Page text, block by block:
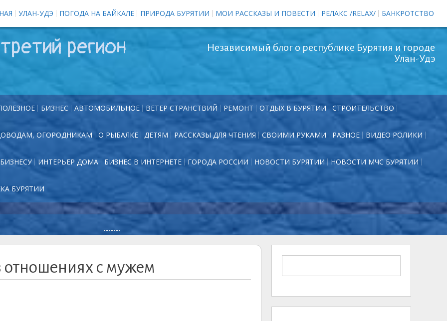
УЛАН-УДЭ ПОГОДА НА БАЙКАЛЕ ПРИРОДА БУРЯТИИ МОИ РАССКАЗЫ И ПОВЕСТИ РЕЛАКС /RELAX/ БАНКРОТСТВО
регион
Независимый блог о республике Бурятия и городе
Улан-Удэ
БИЗНЕС АВТОМОБИЛЬНОЕ ВЕТЕР СТРАНСТВИЙ РЕМОНТ ОТДЫХ В БУРЯТИИ СТРОИТЕЛЬСТВО
ОГОРОДНИКАМ О РЫБАЛКЕ ДЕТЯМ РАССКАЗЫ ДЛЯ ЧТЕНИЯ СВОИМИ РУКАМИ РАЗНОЕ ВИДЕО РОЛИКИ
БИЗНЕСУ ИНТЕРЬЕР ДОМА БИЗНЕС В ИНТЕРНЕТЕ ГОРОДА РОССИИ НОВОСТИ БУРЯТИИ НОВОСТИ МЧС БУРЯТИИ
БУРЯТИИ
-------
отношениях с мужем